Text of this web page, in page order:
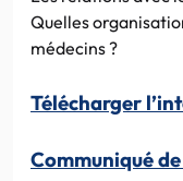
Quelles
médecins ?
Télécharger
Communiqué